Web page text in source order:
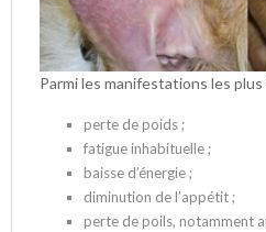
Parmi les manifestations les
perte de poids ;
fatigue inhabituelle ;
baisse d’énergie ;
diminution de l’appétit ;
perte de poils,